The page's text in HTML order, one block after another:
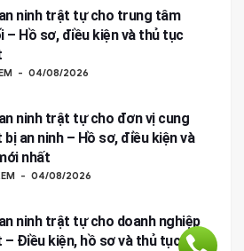
ninh trật tự cho trung tâm
– Hồ sơ, điều kiện và thủ tục
04/08/2026
ninh trật tự cho đơn vị cung
an ninh – Hồ sơ, điều kiện và
nhất
04/08/2026
ninh trật tự cho doanh nghiệp
– Điều kiện, hồ sơ và thủ tục